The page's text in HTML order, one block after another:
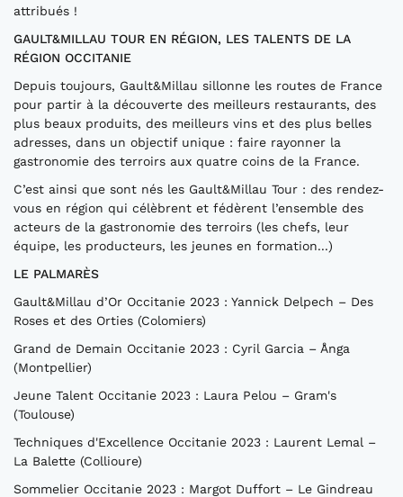
attribués !
GAULT&MILLAU TOUR EN RÉGION, LES TALENTS DE LA
RÉGION OCCITANIE
Depuis toujours, Gault&Millau sillonne les routes de France
pour partir à la découverte des meilleurs restaurants, des
plus beaux produits, des meilleurs vins et des plus belles
adresses, dans un objectif unique : faire rayonner la
gastronomie des terroirs aux quatre coins de la France.
C’est ainsi que sont nés les Gault&Millau Tour : des rendez-
vous en région qui célèbrent et fédèrent l’ensemble des
acteurs de la gastronomie des terroirs (les chefs, leur
équipe, les producteurs, les jeunes en formation...)
LE PALMARÈS
Gault&Millau d’Or Occitanie 2023 : Yannick Delpech – Des
Roses et des Orties (Colomiers)
Grand de Demain Occitanie 2023 : Cyril Garcia – Ånga
(Montpellier)
Jeune Talent Occitanie 2023 : Laura Pelou – Gram's
(Toulouse)
Techniques d'Excellence Occitanie 2023 : Laurent Lemal –
La Balette (Collioure)
Sommelier Occitanie 2023 : Margot Duffort – Le Gindreau